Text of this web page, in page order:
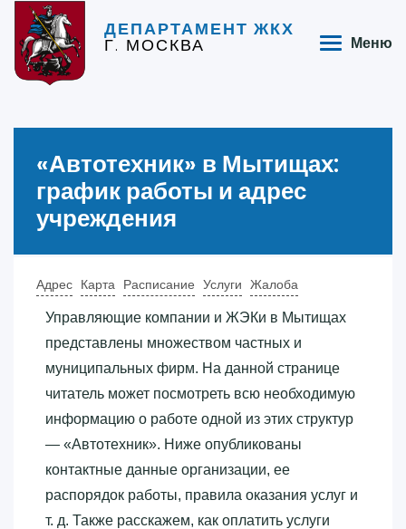
ДЕПАРТАМЕНТ ЖКХ
Г. МОСКВА Меню
«‎Автотехник»‎ в Мытищах:
график работы и адрес
учреждения
Адрес Карта Расписание Услуги Жалоба
Управляющие компании и ЖЭКи в Мытищах
представлены множеством частных и
муниципальных фирм. На данной странице
читатель может посмотреть всю необходимую
информацию о работе одной из этих структур
— «‎Автотехник»‎. Ниже опубликованы
контактные данные организации, ее
распорядок работы, правила оказания услуг и
т. д. Также расскажем, как оплатить услуги